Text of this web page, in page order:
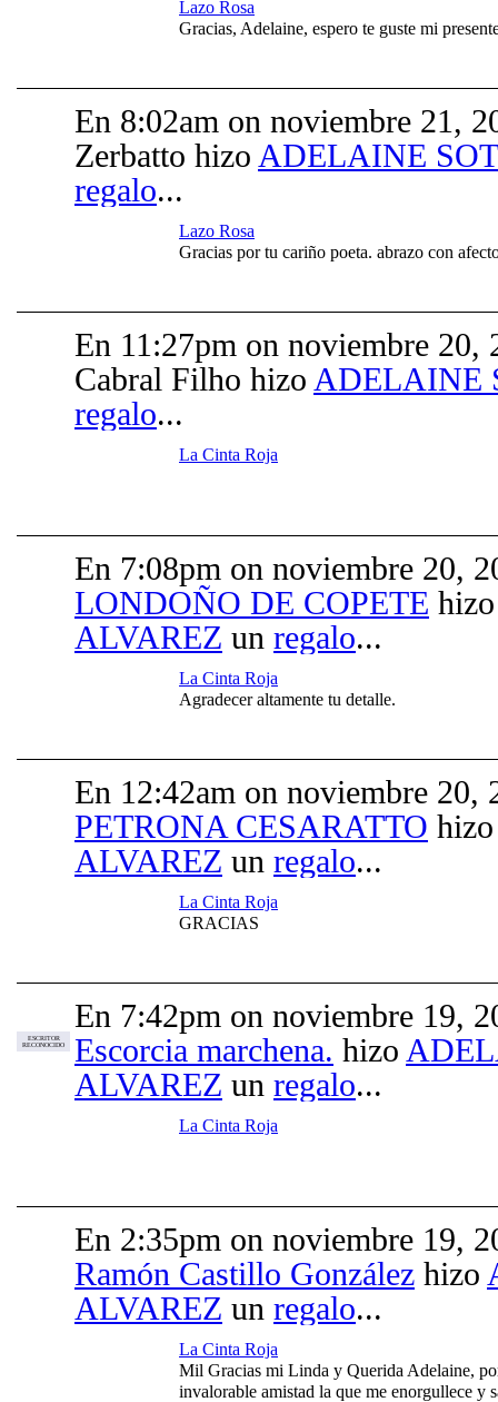
Lazo Rosa
Gracias, Adelaine, espero te guste mi
En 8:02am on noviembre 21,
Zerbatto hizo ADELAINE
regalo...
Lazo Rosa
Gracias por tu cariño poeta. abrazo con
En 11:27pm on noviembre 20,
Cabral Filho hizo ADELAINE
regalo...
La Cinta Roja
En 7:08pm on noviembre 20,
LONDOÑO DE COPETE
ALVAREZ un regalo...
La Cinta Roja
Agradecer altamente tu detalle.
En 12:42am on noviembre 20,
PETRONA CESARATTO
ALVAREZ un regalo...
La Cinta Roja
GRACIAS
ESCRITOR
RECONOCIDO
En 7:42pm on noviembre 19,
Escorcia marchena. hizo
ALVAREZ un regalo...
La Cinta Roja
En 2:35pm on noviembre 19,
Ramón Castillo González hizo
ALVAREZ un regalo...
La Cinta Roja
Mil Gracias mi Linda y Querida Adelaine,
invalorable amistad la que me enorgullece y